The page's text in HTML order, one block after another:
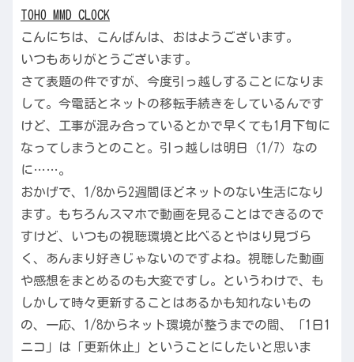
TOHO MMD CLOCK
こんにちは、こんばんは、おはようございます。
いつもありがとうございます。
さて表題の件ですが、今度引っ越しすることになりま
して。今電話とネットの移転手続きをしているんです
けど、工事が混み合っているとかで早くても1月下旬に
なってしまうとのこと。引っ越しは明日（1/7）なの
に……。
おかげで、1/8から2週間ほどネットのない生活になり
ます。もちろんスマホで動画を見ることはできるので
すけど、いつもの視聴環境と比べるとやはり見づら
く、あんまり好きじゃないのですよね。視聴した動画
や感想をまとめるのも大変ですし。というわけで、も
しかして時々更新することはあるかも知れないもの
の、一応、1/8からネット環境が整うまでの間、「1日1
ニコ」は「更新休止」ということにしたいと思いま